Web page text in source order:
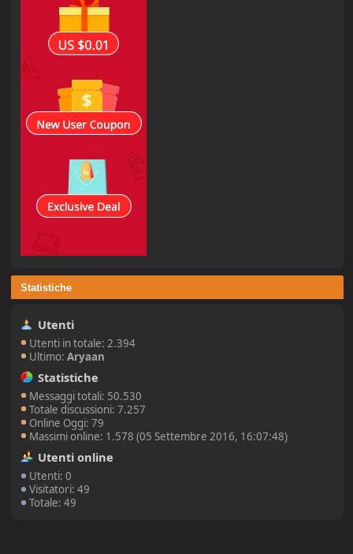
Statistiche
Utenti
Utenti in totale: 2.394
Ultimo:Aryaan
Statistiche
Messaggi totali: 50.530
Totale discussioni: 7.257
Online Oggi: 79
Massimi online: 1.578 (05 Settembre 2016, 16:07:48)
Utenti online
Utenti: 0
Visitatori: 49
Totale: 49